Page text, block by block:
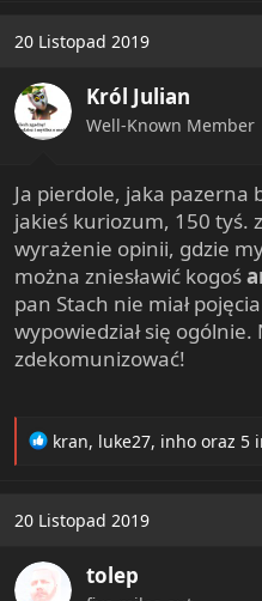
i
n
s
:
20 Listopad 2019
Król Julian
Well-Known Member
Ja pierdole, jaka pazerna
jakieś kuriozum, 150 tyś.
wyrażenie opinii, gdzie
można zniesławić kogoś
pan Stach nie miał
wypowiedział się
zdekomunizować!
R
t
o
kran, luke27, inho oraz 5
20 Listopad 2019
tolep